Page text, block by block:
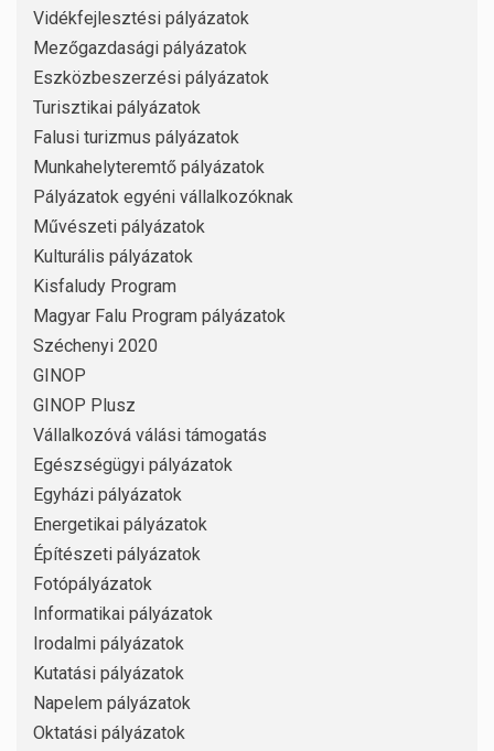
Vidékfejlesztési pályázatok
Mezőgazdasági pályázatok
Eszközbeszerzési pályázatok
Turisztikai pályázatok
Falusi turizmus pályázatok
Munkahelyteremtő pályázatok
Pályázatok egyéni vállalkozóknak
Művészeti pályázatok
Kulturális pályázatok
Kisfaludy Program
Magyar Falu Program pályázatok
Széchenyi 2020
GINOP
GINOP Plusz
Vállalkozóvá válási támogatás
Egészségügyi pályázatok
Egyházi pályázatok
Energetikai pályázatok
Építészeti pályázatok
Fotópályázatok
Informatikai pályázatok
Irodalmi pályázatok
Kutatási pályázatok
Napelem pályázatok
Oktatási pályázatok